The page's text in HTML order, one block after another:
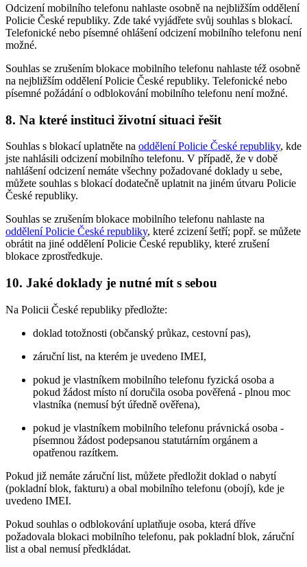
Odcizení mobilního telefonu nahlaste osobně na nejbližším oddělení
Policie České republiky. Zde také vyjádřete svůj souhlas s blokací.
Telefonické nebo písemné ohlášení odcizení mobilního telefonu není
možné.
Souhlas se zrušením blokace mobilního telefonu nahlaste též osobně
na nejbližším oddělení Policie České republiky. Telefonické nebo
písemné požádání o odblokování mobilního telefonu není možné.
8. Na které instituci životní situaci řešit
Souhlas s blokací uplatněte na oddělení Policie České republiky, kde
jste nahlásili odcizení mobilního telefonu. V případě, že v době
nahlášení odcizení nemáte všechny požadované doklady u sebe,
můžete souhlas s blokací dodatečně uplatnit na jiném útvaru Policie
České republiky.
Souhlas se zrušením blokace mobilního telefonu nahlaste na
oddělení Policie České republiky, které zcizení šetří; popř. se můžete
obrátit na jiné oddělení Policie České republiky, které zrušení
blokace zprostředkuje.
10. Jaké doklady je nutné mít s sebou
Na Policii České republiky předložte:
doklad totožnosti (občanský průkaz, cestovní pas),
záruční list, na kterém je uvedeno IMEI,
pokud je vlastníkem mobilního telefonu fyzická osoba a
pokud žádost místo ní doručila osoba pověřená - plnou moc
vlastníka (nemusí být úředně ověřena),
pokud je vlastníkem mobilního telefonu právnická osoba -
písemnou žádost podepsanou statutárním orgánem a
opatřenou razítkem.
Pokud již nemáte záruční list, můžete předložit doklad o nabytí
(pokladní blok, fakturu) a obal mobilního telefonu (obojí), kde je
uvedeno IMEI.
Pokud souhlas o odblokování uplatňuje osoba, která dříve
požadovala blokaci mobilního telefonu, pak pokladní blok, záruční
list a obal nemusí předkládat.